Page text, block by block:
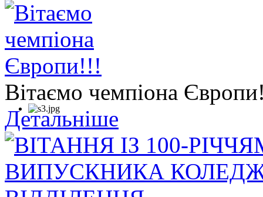
Вітаємо чемпіона
Детальніше